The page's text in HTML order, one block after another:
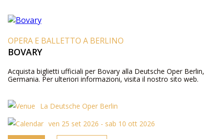
OPERA E BALLETTO A BERLINO
BOVARY
Acquista biglietti ufficiali per Bovary alla Deutsche Oper Berlin,
Germania. Per ulteriori informazioni, visita il nostro sito web.
La Deutsche Oper Berlin
ven 25 set 2026 - sab 10 ott 2026